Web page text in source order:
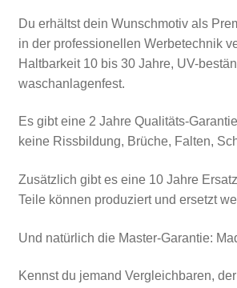
Du erhältst dein Wunschmotiv als
in der professionellen Werbetechnik
Haltbarkeit 10 bis 30 Jahre, UV-
waschanlagenfest.
Es gibt eine 2 Jahre Qualitäts-
keine Rissbildung, Brüche, Falten,
Zusätzlich gibt es eine 10 Jahre
Teile können produziert und ersetzt
Und natürlich die Master-Garantie:
Kennst du jemand Vergleichbaren,